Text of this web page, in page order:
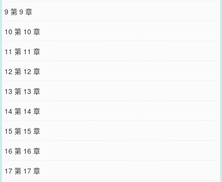
9 第 9 章
10 第 10 章
11 第 11 章
12 第 12 章
13 第 13 章
14 第 14 章
15 第 15 章
16 第 16 章
17 第 17 章